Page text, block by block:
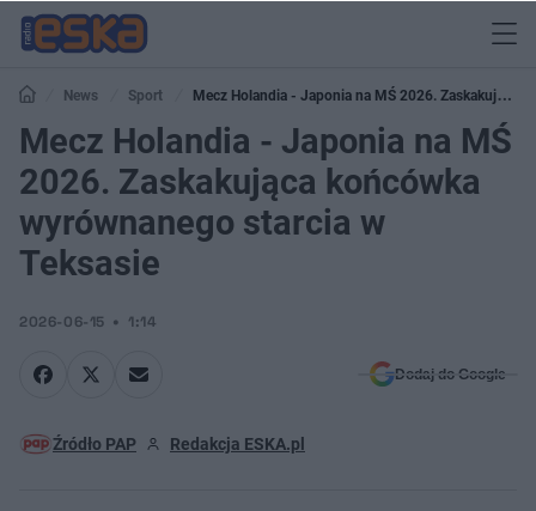
News Sport
Mecz Holandia - Japonia na MŚ 2026. Zaskakująca
końcówka wyrównanego starcia w Teksasie
Mecz Holandia - Japonia na MŚ
2026. Zaskakująca końcówka
wyrównanego starcia w
Teksasie
2026-06-15 1:14
Dodaj do Google
Źródło PAP Redakcja ESKA.pl